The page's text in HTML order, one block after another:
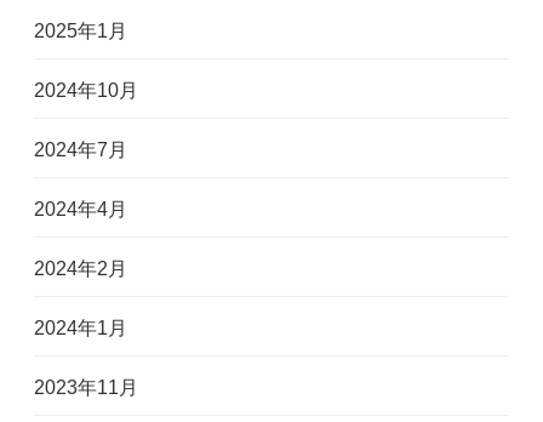
2025年1月
2024年10月
2024年7月
2024年4月
2024年2月
2024年1月
2023年11月